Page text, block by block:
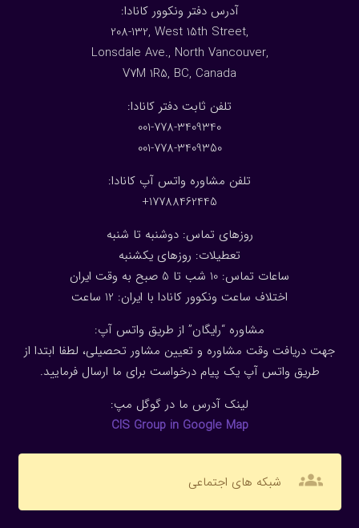
:آدرس دفتر ونکوور کانادا
208-132, West 15th Street,
Lonsdale Ave., North Vancouver,
V7M 1R5, BC, Canada
:تلفن ثابت دفتر کانادا
001-778-3409340
001-778-3409350
تلفن مشاوره واتس آپ کانادا:
17788462445+
روزهای تماس: دوشنبه تا شنبه
تعطیلات: روزهای یکشنبه
ساعات تماس: 10 شب تا 5 صبح به وقت ایران
اختلاف ساعت ونکوور کانادا با ایران: 1 2 ساعت
مشاوره “رایگان” از طریق واتس آپ:
جهت دریافت وقت مشاوره و تعیین مشاور تحصیلی، لطفا ابتدا از
طریق واتس آپ یک پیام درخواست برای ما ارسال فرمایید.
لینک آدرس ما در گوگل مپ:
CIS Group in Google Map
groups شبکه های اجتماعی